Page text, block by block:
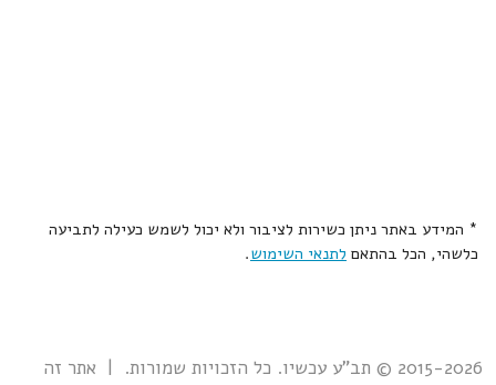
* המידע באתר ניתן כשירות לציבור ולא יכול לשמש כעילה לתביעה
כלשהי, הכל בהתאם לתנאי השימוש.
2015-2026 © תב"ע עכשיו. כל הזכויות שמורות. | אתר זה